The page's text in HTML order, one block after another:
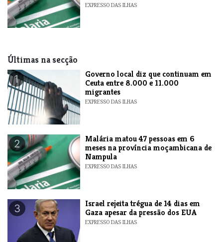
EXPRESSO DAS ILHAS
Últimas na secção
1
​Governo local diz que continuam em
Ceuta entre 8.000 e 11.000
migrantes
EXPRESSO DAS ILHAS
2
​Malária matou 47 pessoas em 6
meses na província moçambicana de
Nampula
EXPRESSO DAS ILHAS
3
​Israel rejeita trégua de 14 dias em
Gaza apesar da pressão dos EUA
EXPRESSO DAS ILHAS